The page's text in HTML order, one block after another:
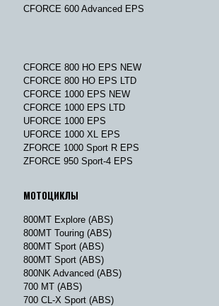
CFORCE 600 Advanced EPS
CFORCE 800 HO EPS NEW
CFORCE 800 HO EPS LTD
CFORCE 1000 EPS NEW
CFORCE 1000 EPS LTD
UFORCE 1000 EPS
UFORCE 1000 XL EPS
ZFORCE 1000 Sport R EPS
ZFORCE 950 Sport-4 EPS
МОТОЦИКЛЫ
800MT Explore (ABS)
800MT Touring (ABS)
800MT Sport (ABS)
800MT Sport (ABS)
800NK Advanced (ABS)
700 MT (ABS)
700 CL-X Sport (ABS)